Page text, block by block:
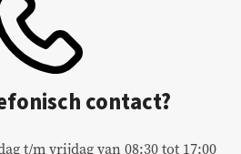
contact?
t/m vrijdag van 08:30 tot 17:00